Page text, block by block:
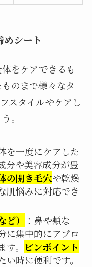
シート
をケアできるも
のまで様々なタ
スタイルやケアし
。
を一度にケアした
分や美容成分が豊
の開き毛穴や乾燥
肌悩みに対応でき
）
：鼻や頬な
に集中的にアプロ
。 ピンポイント
い時に便利です。